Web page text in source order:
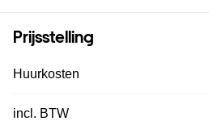
Prijsstelling
Huurkosten
incl. BTW